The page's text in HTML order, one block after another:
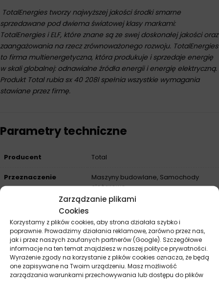
Zarządzanie plikami
Cookies
Korzystamy z plików cookies, aby strona działała szybko i
poprawnie. Prowadzimy działania reklamowe, zarówno przez nas,
jak i przez naszych zaufanych partnerów (Google). Szczegółowe
informacje na ten temat znajdziesz w naszej polityce prywatności.
Wyrażenie zgody na korzystanie z plików cookies oznacza, że będą
one zapisywane na Twoim urządzeniu. Masz możliwość
zarządzania warunkami przechowywania lub dostępu do plików
TotalEnergies tworzy najwyższej jakości środki smarne
sprzedawane pod dwiema światowej klasy markami:
TotalEnergies i ELF, które znane są ze swej doskonałej jakości oraz
zaangażowania na rzecz zrównoważonego rozwoju. TotalEnergies
to firma multienergetyczna, która produkuje i sprzedaje energię
w skali globalnej: odnawialne źródła energii i energię elektryczną.
Produkt Total rubia sx 40 208l spełnia wszystkie wymagania
stawiane przez firmę.
Parametry techniczne
Producent Total
Przeznaczenie
Maszyny budowlane, Samochody
ciężarowe
Pojemność 208 l
Baza Mineralny